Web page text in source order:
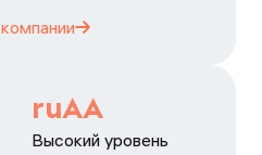
компании
ruAA
Высокий уровень